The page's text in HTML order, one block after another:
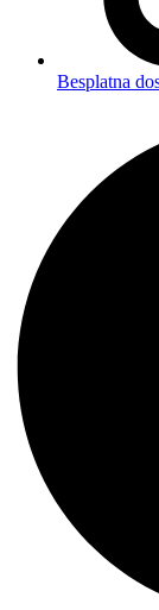
Besplatna